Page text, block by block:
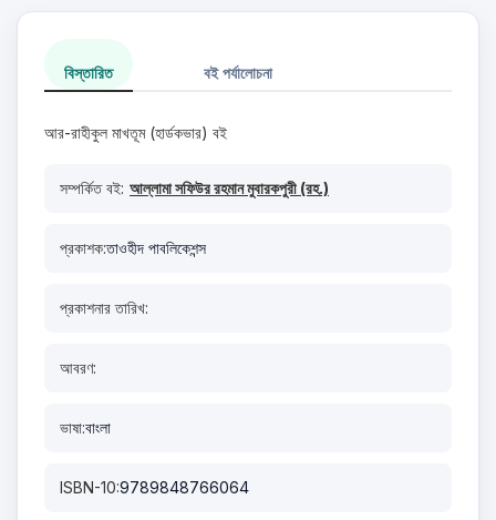
বিস্তারিত বই পর্যালোচনা
আর-রাহীকুল মাখতূম (হার্ডকভার) বই
সম্পর্কিত বই: আল্লামা সফিউর রহমান মুবারকপুরী (রহ.)
প্রকাশক:তাওহীদ পাবলিকেশন্স
প্রকাশনার তারিখ:
আবরণ:
ভাষা:বাংলা
ISBN-10:9789848766064